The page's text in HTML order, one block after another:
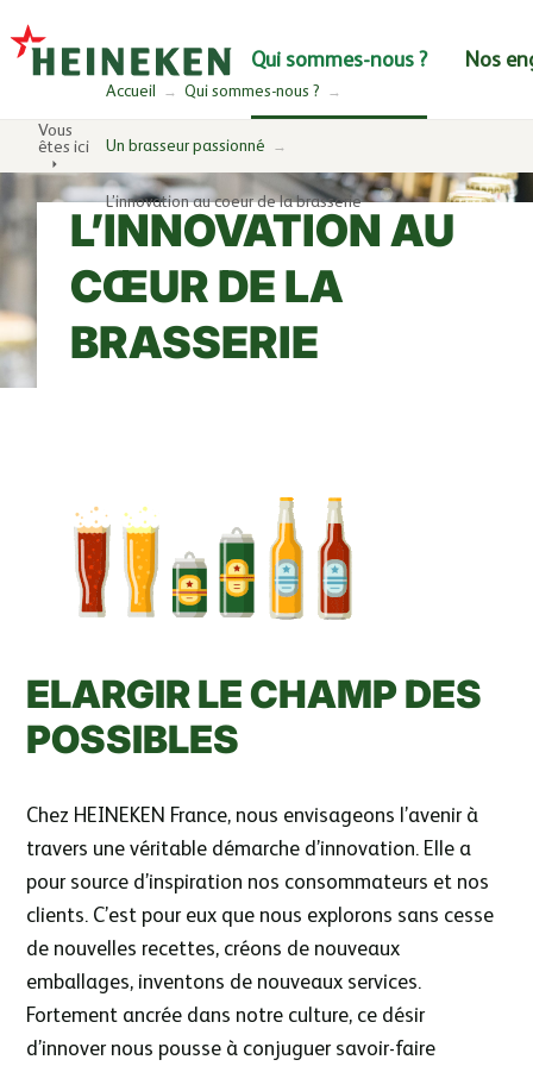
Qui sommes-nous ? Nos
Vous
êtes ici
Accueil Qui sommes-nous ?
Un brasseur passionné
L’innovation au coeur de la brasserie
L’INNOVATION AU
CŒUR DE LA
BRASSERIE
ELARGIR LE CHAMP DES
POSSIBLES
Chez HEINEKEN France, nous envisageons l’avenir à
travers une véritable démarche d’innovation. Elle a
pour source d’inspiration nos consommateurs et nos
clients. C’est pour eux que nous explorons sans cesse
de nouvelles recettes, créons de nouveaux
emballages, inventons de nouveaux services.
Fortement ancrée dans notre culture, ce désir
d’innover nous pousse à conjuguer savoir-faire